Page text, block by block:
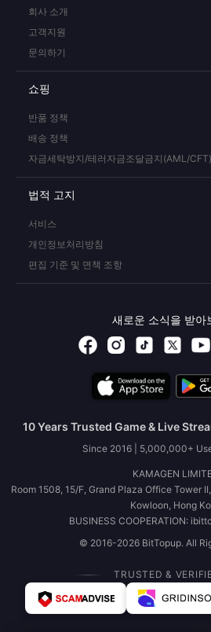
회사 소개
고객지원
문의하기
쇼핑
반품 정책
배송 정책
자금세탁방지/테러자금조달금지(AML/
법적 고지
서비스
개인정보처리방침
편집 기준 및 면책 조항
새로운 소식을 받아
10 Years Trusted Game & Live
Since 2016 | 5,000,000+
KAMAGEN
Room 1508, 15/F, Grand Plaza Office Tower
Kowloon, Hong
BUSINESS COOPERATION:
© 2016-2026 BitTopup. All
TRUSTED &